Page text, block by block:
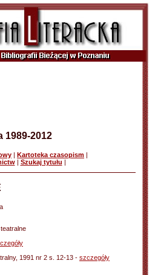
1989-2012
| Kartoteka czasopism |
| Szukaj tytułu |
1991 nr 2 s. 12-13 - szczegóły